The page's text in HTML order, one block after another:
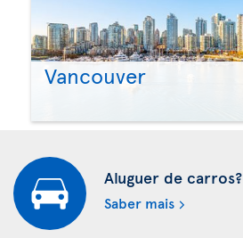
Vancouver
Aluguer de carros?
Saber mais